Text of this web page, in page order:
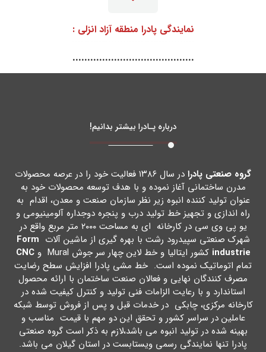
نمایندگی پادرا منطقه آزاد انزلی :
.........................................
درباره پـادرا بیشتر بدانیم!
گروه صنعتی پادرا
در سال ۱۳۸۶ فعالیت خود را در عرصه محصولات
مدرن ساختمانی آغاز نموده و با هدف توسعه محصولات خود به
عنوان تولید کننده انبوه زیر نظر سازمان صنعت و معدن، اقدام به
راه اندازي و تجهیز خط تولید درب و پنجره دوجداره آلومینیومی و
یو پی وي سی در کارخانه اي به مساحت ۲۰۰۰ متر مربع واقع در
شهرك صنعتی سپیدرود رشت با بهره گیري از ماشین آلات Form
industrie کشور ایتالیا و خط لاین چهار سر جوش Mural و
CNC
تمام اتوماتیک نموده است. خط مشی پادرا افزایش سطح رضایت
مصرف کنندگان نهایی و فعالان صنعت ساختمان با ارائه محصول
استاندارد و با رعایت الزامات فنی تولید و کنترل کیفیت شده در
کارخانه مرکزي، چابکی در خدمات قبل و پس از فروش توسط شبکه
عاملین در سراسر کشور و تحقق این دو مهم با قیمت مناسب و
بهینه شده در تولید انبوه می باشد،لازم به ذکر است گروه صنعتی
پادرا تنها نمایندگی رسمی ویستابست در استان گیلان می باشد.